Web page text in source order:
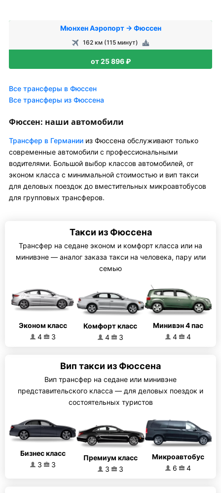
Мюнхен Аэропорт → Фюссен
162 км (115 минут)
от 25 896 ₽
Все трансферы в Фюссен
Все трансферы из Фюссена
Фюссен: наши автомобили
Трансфер в Германии из Фюссена обслуживают только
современные автомобили с профессиональными
водителями. Большой выбор классов автомобилей, от
эконом класса с минимальной стоимостью и вип такси
для деловых поездок до вместительных микроавтобусов
для групповых трансферов.
Такси из Фюссена
Трансфер на седане эконом и комфорт класса или на
минивэне — аналог заказа такси на человека, пару или
семью
Эконом класс
4
3
Комфорт класс
4
3
Минивэн 4 пас
4
4
Вип такси из Фюссена
Вип трансфер на седане или минивэне
представительского класса — для деловых поездок и
состоятельных туристов
Бизнес класс
3
3
Премиум класс
3
3
Микроавтобус
6
4